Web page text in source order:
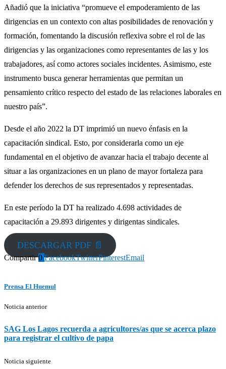
Añadió que la iniciativa “promueve el empoderamiento de las
dirigencias en un contexto con altas posibilidades de renovación y
formación, fomentando la discusión reflexiva sobre el rol de las
dirigencias y las organizaciones como representantes de las y los
trabajadores, así como actores sociales incidentes. Asimismo, este
instrumento busca generar herramientas que permitan un
pensamiento crítico respecto del estado de las relaciones laborales en
nuestro país”.
Desde el año 2022 la DT imprimió un nuevo énfasis en la
capacitación sindical. Esto, por considerarla como un eje
fundamental en el objetivo de avanzar hacia el trabajo decente al
situar a las organizaciones en un plano de mayor fortaleza para
defender los derechos de sus representados y representadas.
En este período la DT ha realizado 4.698 actividades de
capacitación a 29.893 dirigentes y dirigentas sindicales.
DESCARGAR PDF 📄
Compartir 0 FacebookTwitterPinterestEmail
Prensa El Huemul
Noticia anterior
SAG Los Lagos recuerda a agricultores/as que se acerca plazo
para registrar el cultivo de papa
Noticia siguiente